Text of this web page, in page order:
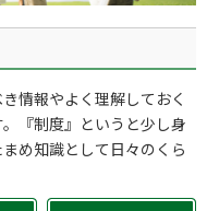
情報やよく理解しておく
『制度』というと少し身
め知識として日々のくら